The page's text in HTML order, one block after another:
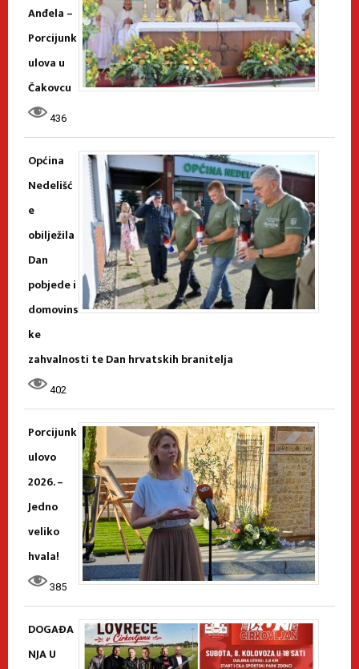
Anđela –
Porcijunk
ulova u
Čakovcu
436
Općina
Nedelišć
e
obilježila
Dan
pobjede i
domovins
ke
zahvalnosti te Dan hrvatskih branitelja
402
Porcijunk
ulovo
2026. –
Jedno
veliko
hvala!
385
DOGAĐA
NJA U